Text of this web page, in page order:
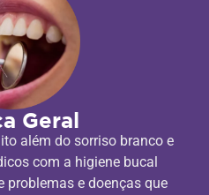
Geral
além do sorriso branco e
com a higiene bucal
problemas e doenças que